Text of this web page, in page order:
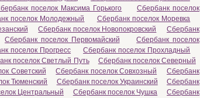
поселок Максима Горького
Сбербанк поселок
поселок Молодежный
Сбербанк поселок Моревка
Сбербанк поселок Новопокровский
Сбербанк
Сбербанк поселок Первомайский
Сбербанк поселок
поселок Прогресс
Сбербанк поселок Прохладный
поселок Светлый Путь
Сбербанк поселок Северный
Советский Сбербанк поселок Совхозный
Сбербанк
Тюменский Сбербанк поселок Украинский
Сбербанк
Центральный Сбербанк поселок Чушка
Сбербанк